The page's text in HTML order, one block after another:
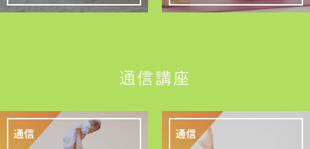
通信講座